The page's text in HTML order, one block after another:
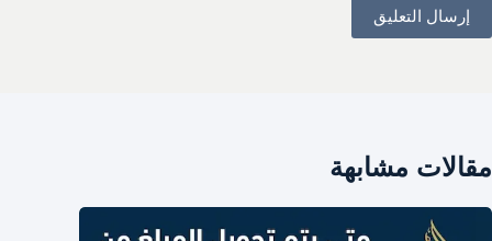
إرسال التعليق
مقالات مشابهة